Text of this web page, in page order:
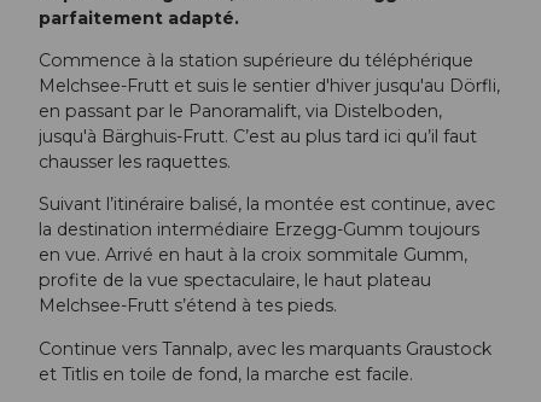
parfaitement adapté.
Commence à la station supérieure du téléphérique
Melchsee-Frutt et suis le sentier d'hiver jusqu'au Dörfli,
en passant par le Panoramalift, via Distelboden,
jusqu'à Bärghuis-Frutt. C’est au plus tard ici qu’il faut
chausser les raquettes.
Suivant l’itinéraire balisé, la montée est continue, avec
la destination intermédiaire Erzegg-Gumm toujours
en vue. Arrivé en haut à la croix sommitale Gumm,
profite de la vue spectaculaire, le haut plateau
Melchsee-Frutt s’étend à tes pieds.
Continue vers Tannalp, avec les marquants Graustock
et Titlis en toile de fond, la marche est facile.